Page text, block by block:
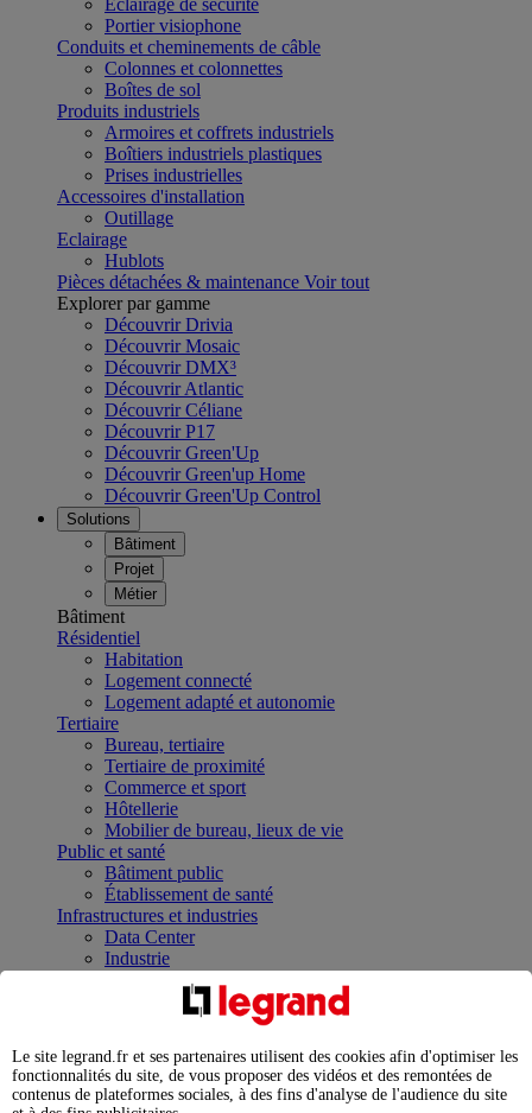
Eclairage de securité
Portier visiophone
Conduits et cheminements de câble
Colonnes et colonnettes
Boîtes de sol
Produits industriels
Armoires et coffrets industriels
Boîtiers industriels plastiques
Prises industrielles
Accessoires d'installation
Outillage
Eclairage
Hublots
Pièces détachées & maintenance Voir tout
Explorer par gamme
Découvrir Drivia
Découvrir Mosaic
Découvrir DMX³
Découvrir Atlantic
Découvrir Céliane
Découvrir P17
Découvrir Green'Up
Découvrir Green'up Home
Découvrir Green'Up Control
Solutions
Bâtiment
Projet
Métier
Bâtiment
Résidentiel
Habitation
Logement connecté
Logement adapté et autonomie
Tertiaire
Bureau, tertiaire
Tertiaire de proximité
Commerce et sport
Hôtellerie
Mobilier de bureau, lieux de vie
Public et santé
Bâtiment public
Établissement de santé
Infrastructures et industries
Data Center
Industrie
Infrastructures
Contrôler et planifier le fonctionnement des appareils
Répartir et optimiser son tableau électrique
Legrand Data Center Solutions : concentrer les
expertises au service de vos performances
Le site legrand.fr et ses partenaires utilisent des cookies afin d'optimiser les
fonctionnalités du site, de vous proposer des vidéos et des remontées de
contenus de plateformes sociales, à des fins d'analyse de l'audience du site